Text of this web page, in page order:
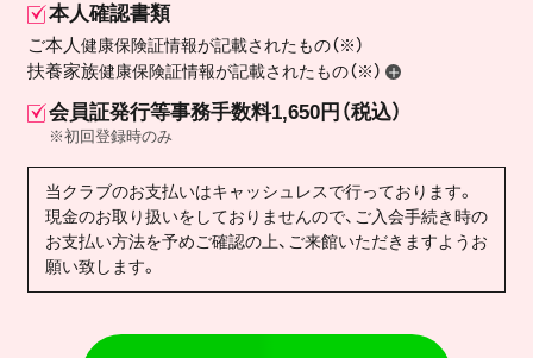
本人確認書類
ご本人健康保険証情報が記載されたもの（※）
扶養家族健康保険証情報が記載されたもの（※）
会員証発行等事務手数料1,650円（税込）
※初回登録時のみ
当クラブのお支払いはキャッシュレスで行っております。
現金のお取り扱いをしておりませんので、ご入会手続き時の
お支払い方法を予めご確認の上、ご来館いただきますようお
願い致します。